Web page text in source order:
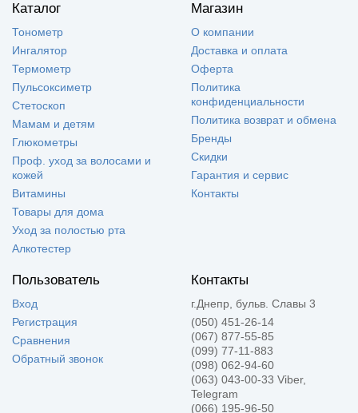
Каталог
Тонометр
Ингалятор
Термометр
Пульсоксиметр
Стетоскоп
Мамам и детям
Глюкометры
Проф. уход за волосами и
кожей
Витамины
Товары для дома
Уход за полостью рта
Алкотестер
Магазин
О компании
Доставка и оплата
Оферта
Политика
конфиденциальности
Политика возврат и обмена
Бренды
Скидки
Гарантия и сервис
Контакты
Пользователь
Вход
Регистрация
Сравнения
Обратный звонок
Контакты
г.Днепр, бульв. Славы 3
(050) 451-26-14
(067) 877-55-85
(099) 77-11-883
(098) 062-94-60
(063) 043-00-33 Viber,
Telegram
(066) 195-96-50